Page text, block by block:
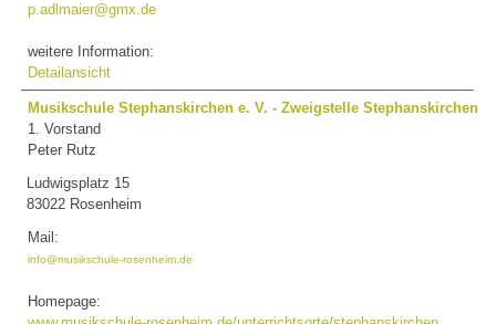
p.adlmaier@gmx.de
weitere Information:
Detailansicht
Musikschule Stephanskirchen e. V. - Zweigstelle Stephanskirchen
1. Vorstand
Peter Rutz
Ludwigsplatz 15
83022 Rosenheim
Mail:
info@musikschule-rosenheim.de
Homepage: